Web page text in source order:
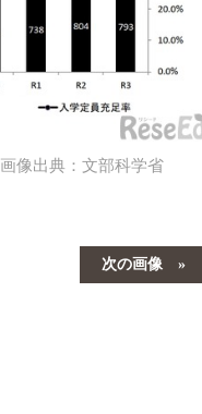
画像出典：文部科学省
次の画像